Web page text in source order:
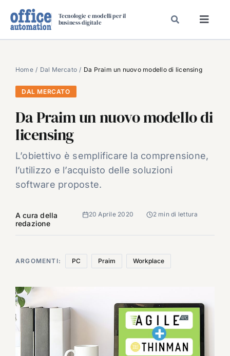
Tecnologie e modelli per il
business digitale
SPECIAL PAPER
TAVOLE ROTONDE DI REDAZIONE
CARRIERE
VIDEO
EVENTI
CHI SIAMO
Home Dal Mercato Da Praim un nuovo modello di licensing
DAL MERCATO
Da Praim un nuovo modello di
licensing
L’obiettivo è semplificare la comprensione,
l’utilizzo e l’acquisto delle soluzioni
software proposte.
A cura della
redazione
20 Aprile 2020 2 min di lettura
ARGOMENTI: PC Praim Workplace